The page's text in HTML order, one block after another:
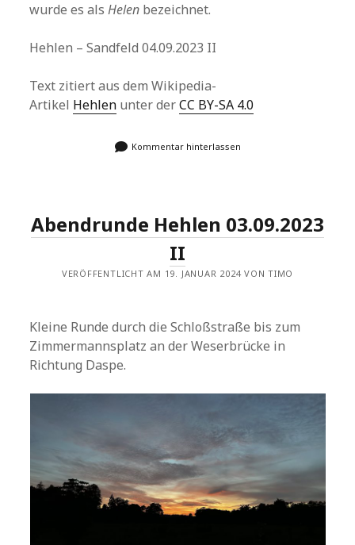
wurde es alsHelen bezeichnet.
Hehlen – Sandfeld 04.09.2023 II
Text zitiert aus dem Wikipedia-
Artikel Hehlen unter derCC BY-SA 4.0
Kommentar hinterlassen
Abendrunde Hehlen 03.09.2023
II
VERÖFFENTLICHT AM 19. JANUAR 2024 VON TIMO
Kleine Runde durch die Schloßstraße bis zum
Zimmermannsplatz an der Weserbrücke in
Richtung Daspe.